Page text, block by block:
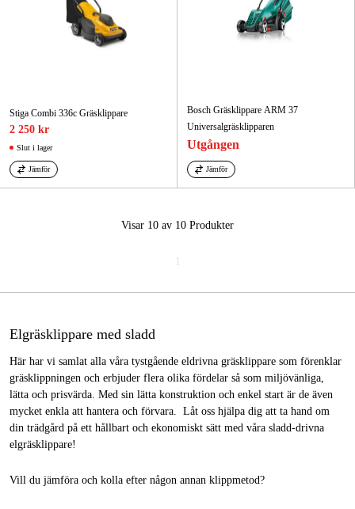
Stiga Combi 336c Gräsklippare
2 250 kr
Slut i lager
Jämför
Bosch Gräsklippare ARM 37
Universalgräsklipparen
Utgången
Jämför
Visar 10 av 10 Produkter
Elgräsklippare med sladd
Här har vi samlat alla våra tystgående eldrivna gräsklippare som förenklar
gräsklippningen och erbjuder flera olika fördelar så som miljövänliga,
lätta och prisvärda. Med sin lätta konstruktion och enkel start är de även
mycket enkla att hantera och förvara. Låt oss hjälpa dig att ta hand om
din trädgård på ett hållbart och ekonomiskt sätt med våra sladd-drivna
elgräsklippare!
Vill du jämföra och kolla efter någon annan klippmetod?